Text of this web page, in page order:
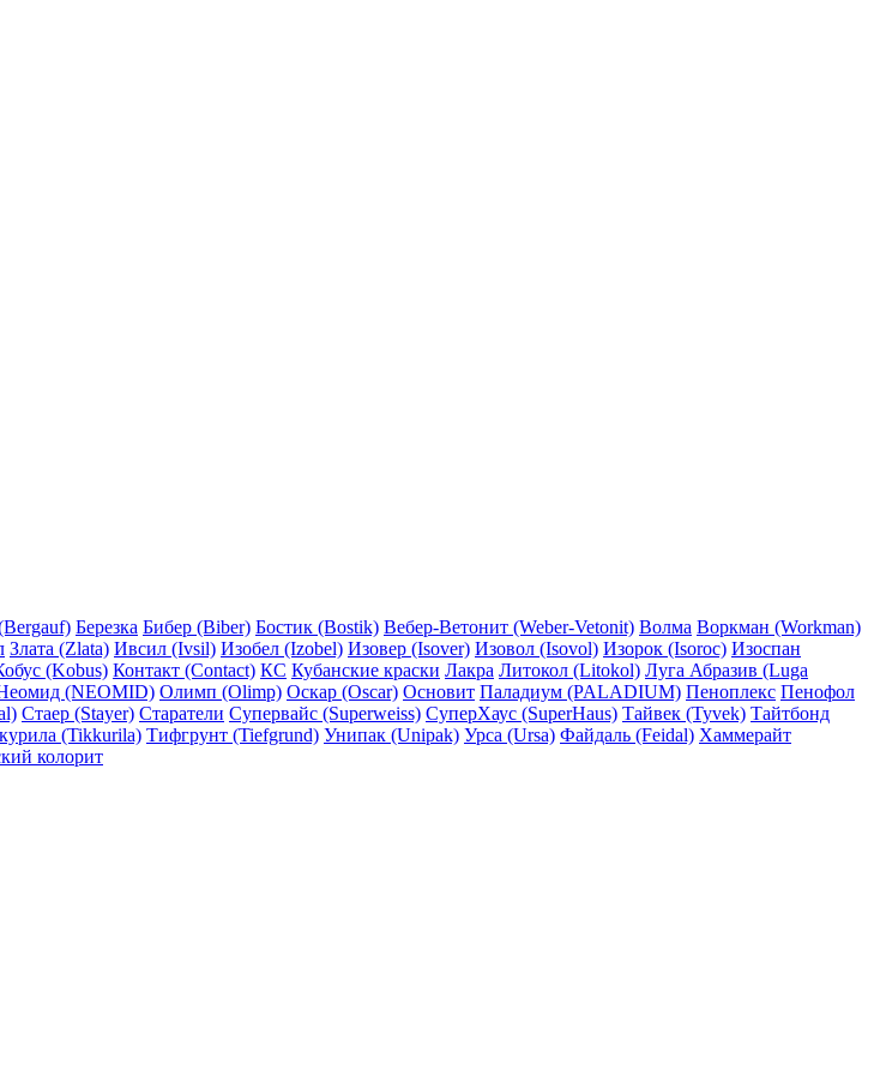
Березка Бибер (Biber) Бостик (Bostik) Вебер-Ветонит (Weber-Vetonit) Волма Воркман (Workman)
Злата (Zlata) Ивсил (Ivsil) Изобел (Izobel) Изовер (Isover) Изовол (Isovol) Изорок (Isoroc) Изоспан
(Kobus) Контакт (Contact) КС Кубанские краски Лакра Литокол (Litokol) Луга Абразив (Luga
(NEOMID) Олимп (Olimp) Оскар (Oscar) Основит Паладиум (PALADIUM) Пеноплекс Пенофол
Стаер (Stayer) Старатели Супервайс (Superweiss) СуперХаус (SuperHaus) Тайвек (Tyvek) Тайтбонд
(Tikkurila) Тифгрунт (Tiefgrund) Унипак (Unipak) Урса (Ursa) Файдаль (Feidal) Хаммерайт
колорит